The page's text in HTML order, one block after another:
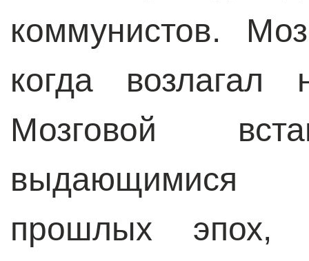
коммунистов.
когда
Мозговой
выдающимися
прошлых эпох,